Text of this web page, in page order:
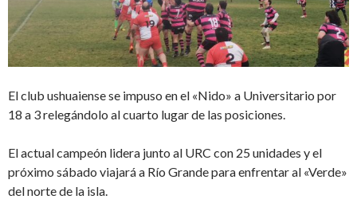
El club ushuaiense se impuso en el «Nido» a Universitario por
18 a 3 relegándolo al cuarto lugar de las posiciones.
El actual campeón lidera junto al URC con 25 unidades y el
próximo sábado viajará a Río Grande para enfrentar al «Verde»
del norte de la isla.